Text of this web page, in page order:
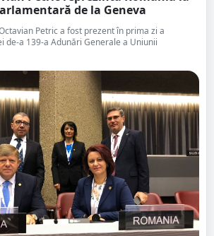
de la Geneva
Petric a fost prezent în prima zi a
de-a 139-a Adunări Generale a Uniunii